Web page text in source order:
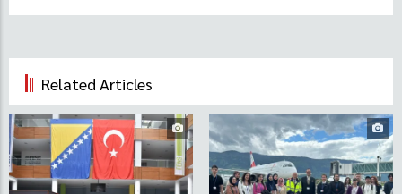
Related Articles